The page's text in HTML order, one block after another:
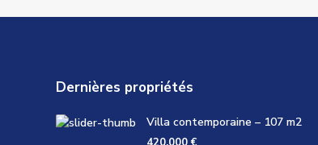
Dernières propriétés
Villa contemporaine – 107 m2